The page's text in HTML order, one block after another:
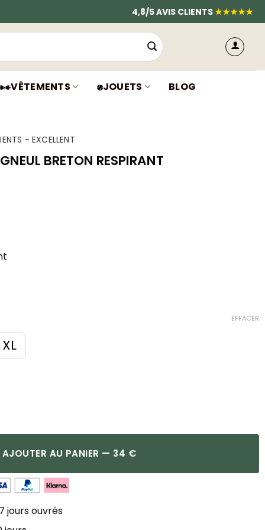
4,8/5 AVIS CLIENTS★★★★★
VÊTEMENTS JOUETS BLOG
- EXCELLENT
BRETON RESPIRANT
XL
EFFACER
AJOUTER AU PANIER — 34 €
jours ouvrés